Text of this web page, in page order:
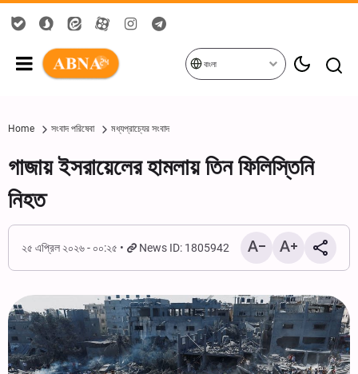
বাংলা
Home সংবাদ পরিষেবা মধ্যপ্রাচ্যের সংবাদ
গাজায় ইসরায়েলের হামলায় তিন ফিলিস্তিনি
নিহত
২৫ এপ্রিল ২০২৬ - ০০:২৫ News ID: 1805942